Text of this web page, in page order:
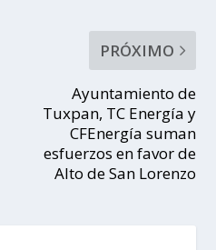
PRÓXIMO
Ayuntamiento de
Tuxpan, TC Energía y
CFEnergía suman
esfuerzos en favor de
Alto de San Lorenzo